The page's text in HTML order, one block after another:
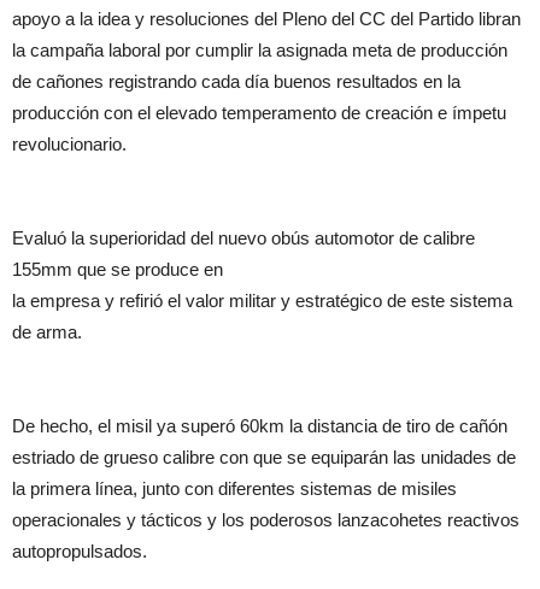
apoyo a la idea y resoluciones del Pleno del CC del Partido libran
la campaña laboral por cumplir la asignada meta de producción
de cañones registrando cada día buenos resultados en la
producción con el elevado temperamento de creación e ímpetu
revolucionario.
Evaluó la superioridad del nuevo obús automotor de calibre
155mm que se produce en
la empresa y refirió el valor militar y estratégico de este sistema
de arma.
De hecho, el misil ya superó 60km la distancia de tiro de cañón
estriado de grueso calibre con que se equiparán las unidades de
la primera línea, junto con diferentes sistemas de misiles
operacionales y tácticos y los poderosos lanzacohetes reactivos
autopropulsados.